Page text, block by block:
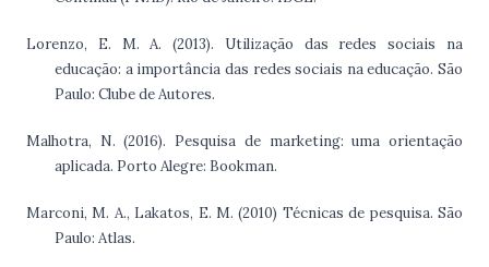
Lorenzo, E. M. A. (2013). Utilização das redes sociais na
educação: a importância das redes sociais na educação. São
Paulo: Clube de Autores.
Malhotra, N. (2016). Pesquisa de marketing: uma orientação
aplicada. Porto Alegre: Bookman.
Marconi, M. A., Lakatos, E. M. (2010) Técnicas de pesquisa. São
Paulo: Atlas.